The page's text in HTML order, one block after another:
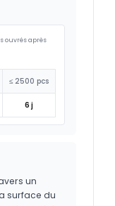
ouvrés après
≤ 2500 pcs
6 j
un
surface du